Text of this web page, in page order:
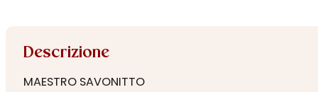
Descrizione
MAESTRO SAVONITTO